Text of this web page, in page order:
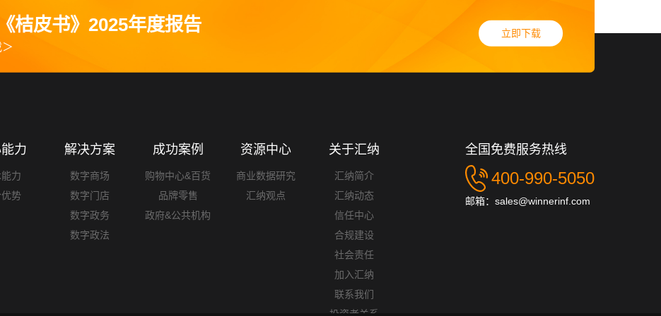
，出于本政策所述的以下目的，收集和使用您在访问本网站过程中产生的，以及您主动提供给我们的信息。
：
（如网站公布的行业报告、商业研究等）或向我们提出线下咨询请求时，为了及时联系到您，我们会收集您的联系电话、公司名
桔皮书》2025年度报告 立即下载
力
力
势
解决方案
数字商场
数字门店
数字政务
数字政法
成功案例
购物中心&百货
品牌零售
政府&公共机构
资源中心
商业数据研究
汇纳观点
关于汇纳
汇纳简介
汇纳动态
信任中心
合规建设
社会责任
加入汇纳
联系我们
全国免费服务热线
400-990-5050
邮箱：sales@winnerinf.com